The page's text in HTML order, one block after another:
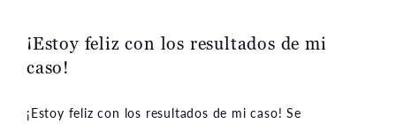
¡Estoy feliz con los resultados de mi
caso!
¡Estoy feliz con los resultados de mi caso! Se